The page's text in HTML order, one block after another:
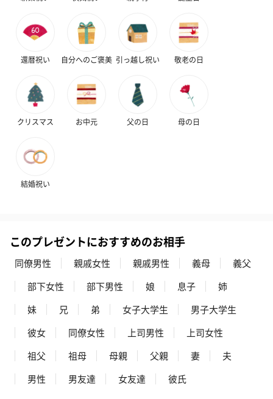
還暦祝い 自分へのご褒美 引っ越し祝い 敬老の日
クリスマス お中元 父の日 母の日
結婚祝い
このプレゼントにおすすめのお相手
同僚男性 親戚女性 親戚男性 義母
義父
部下女性
部下男性 娘 息子
姉
妹
兄 弟 女子大学生
男子大学生
彼女
同僚女性 上司男性
上司女性
祖父
祖母 母親 父親 妻
夫
男性
男友達 女友達 彼氏